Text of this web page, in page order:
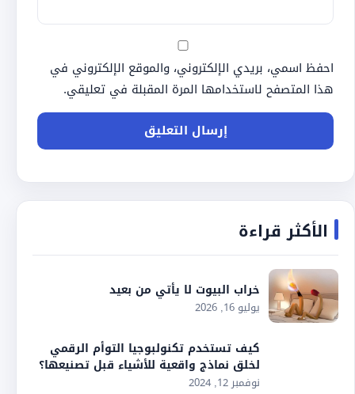
احفظ اسمي، بريدي الإلكتروني، والموقع الإلكتروني في
هذا المتصفح لاستخدامها المرة المقبلة في تعليقي.
الأكثر قراءة
خراب البيوت لا يأتي من بعيد
يوليو 16, 2026
كيف تستخدم تكنولبوجيا التوأم الرقمي
لخلق نماذج واقعية للأشياء قبل تصنيعها؟
نوفمبر 12, 2024